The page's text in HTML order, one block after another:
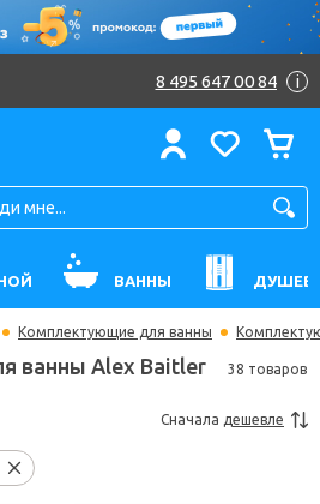
8 495 647 00 84 i
ВАННЫ
Комплектующие для ванны
ванны Alex Baitler 38 товаров
Сначала дешевле